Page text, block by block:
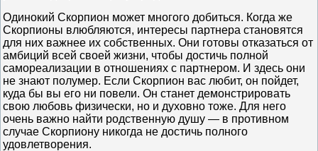
Одинокий Скорпион может многого добиться. Когда же
Скорпионы влюбляются, интересы партнера становятся
для них важнее их собственных. Они готовы отказаться от
амбиций всей своей жизни, чтобы достичь полной
самореализации в отношениях с партнером. И здесь они
не знают полумер. Если Скорпион вас любит, он пойдет,
куда бы вы его ни повели. Он станет демонстрировать
свою любовь физически, но и духовно тоже. Для него
очень важно найти родственную душу — в противном
случае Скорпиону никогда не достичь полного
удовлетворения.